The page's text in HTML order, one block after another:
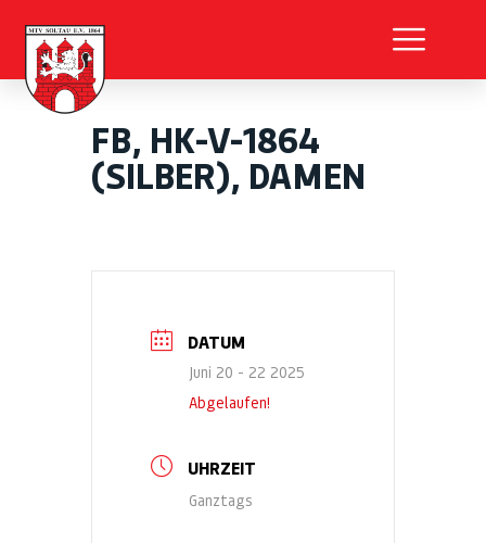
FB, HK-V-1864
(SILBER), DAMEN
DATUM
Juni 20 - 22 2025
Abgelaufen!
UHRZEIT
Ganztags